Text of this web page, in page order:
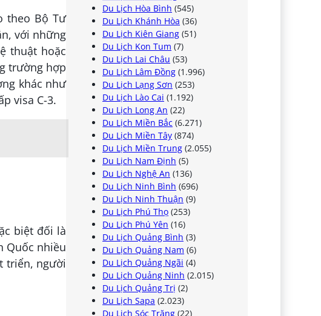
theo Bộ Tư
với những
thuật hoặc
trường hợp
khác như
visa C-3.
biệt đối là
Quốc nhiều
triển, người
Du Lịch Hòa Bình (545)
Du Lịch Khánh Hòa (36)
Du Lịch Kiên Giang (51)
Du Lịch Kon Tum (7)
Du Lịch Lai Châu (53)
Du Lịch Lâm Đồng (1.996)
Du Lịch Lạng Sơn (253)
Du Lịch Lào Cai (1.192)
Du Lịch Long An (22)
Du Lịch Miền Bắc (6.271)
Du Lịch Miền Tây (874)
Du Lịch Miền Trung (2.055)
Du Lịch Nam Định (5)
Du Lịch Nghệ An (136)
Du Lịch Ninh Bình (696)
Du Lịch Ninh Thuận (9)
Du Lịch Phú Thọ (253)
Du Lịch Phú Yên (16)
Du Lịch Quảng Bình (3)
Du Lịch Quảng Nam (6)
Du Lịch Quảng Ngãi (4)
Du Lịch Quảng Ninh (2.015)
Du Lịch Quảng Trị (2)
Du Lịch Sapa (2.023)
Du Lịch Sóc Trăng (22)